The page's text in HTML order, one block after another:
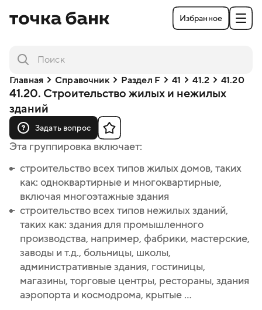
Избранное
Главная Справочник Раздел F 41 41.2 41.20
41.20. Строительство жилых и нежилых
зданий
Задать вопрос
Эта группировка включает:
строительство всех типов жилых домов, таких
как: одноквартирные и многоквартирные,
включая многоэтажные здания
строительство всех типов нежилых зданий,
таких как: здания для промышленного
производства, например, фабрики, мастерские,
заводы и т.д., больницы, школы,
административные здания, гостиницы,
магазины, торговые центры, рестораны, здания
аэропорта и космодрома, крытые ...
строительство всех типов жилых домов, таких
как: одноквартирные и многоквартирные,
включая многоэтажные здания
строительство всех типов нежилых зданий,
таких как: здания для промышленного
производства, например, фабрики, мастерские,
заводы и т.д., больницы, школы,
административные здания, гостиницы,
магазины, торговые центры, рестораны, здания
аэропорта и космодрома, крытые спортивные